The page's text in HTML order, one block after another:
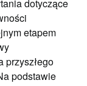
dotyczące
etapem
przyszłego
podstawie